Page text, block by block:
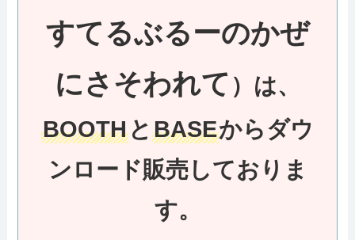
すてるぶるーのかぜ
にさそわれて ）は、
BOOTH と BASEからダウ
ンロード販売しておりま
す。